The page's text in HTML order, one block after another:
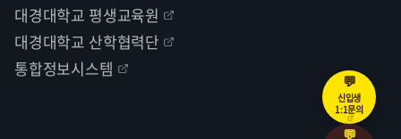
대경대학교 평생교육원
대경대학교 산학협력단
통합정보시스템
💬
신입생
1:1문의
💬